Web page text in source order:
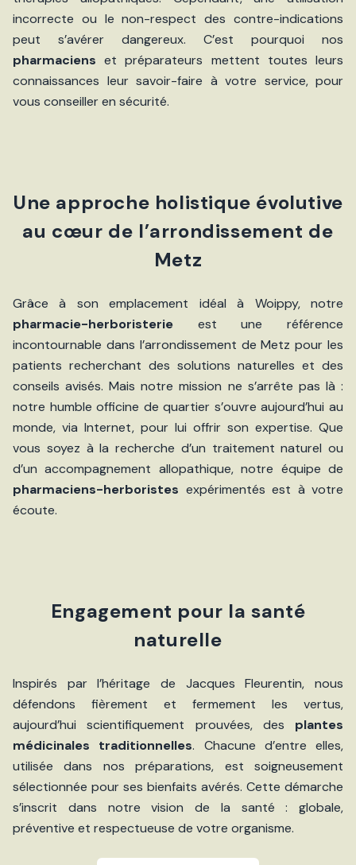
incorrecte ou le non-respect des contre-indications
peut s’avérer dangereux. C’est pourquoi nos
pharmaciens et préparateurs mettent toutes leurs
connaissances leur savoir-faire à votre service, pour
vous conseiller en sécurité.
Une approche holistique évolutive
au cœur de l’arrondissement de
Metz
Grâce à son emplacement idéal à Woippy, notre
pharmacie-herboristerie est une référence
incontournable dans l’arrondissement de Metz pour les
patients recherchant des solutions naturelles et des
conseils avisés. Mais notre mission ne s’arrête pas là :
notre humble officine de quartier s’ouvre aujourd’hui au
monde, via Internet, pour lui offrir son expertise. Que
vous soyez à la recherche d’un traitement naturel ou
d’un accompagnement allopathique, notre équipe de
pharmaciens-herboristes expérimentés est à votre
écoute.
Engagement pour la santé
naturelle
Inspirés par l’héritage de Jacques Fleurentin, nous
défendons fièrement et fermement les vertus,
aujourd’hui scientifiquement prouvées, des plantes
médicinales traditionnelles. Chacune d’entre elles,
utilisée dans nos préparations, est soigneusement
sélectionnée pour ses bienfaits avérés. Cette démarche
s’inscrit dans notre vision de la santé : globale,
préventive et respectueuse de votre organisme.